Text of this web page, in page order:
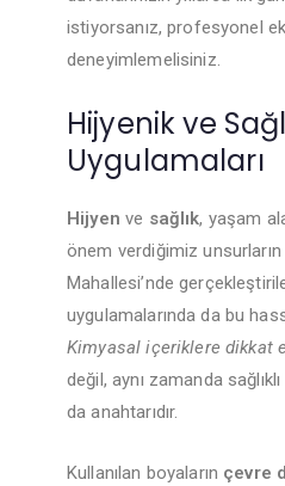
istiyorsanız, profesyonel
deneyimlemelisiniz.
Hijyenik ve
Uygulamaları
Hijyen ve sağlık, yaşam
önem verdiğimiz unsurların
Mahallesi’nde
uygulamalarında da bu
Kimyasal içeriklere dikkat
değil, aynı zamanda
da anahtarıdır.
Kullanılan boyaların çevre